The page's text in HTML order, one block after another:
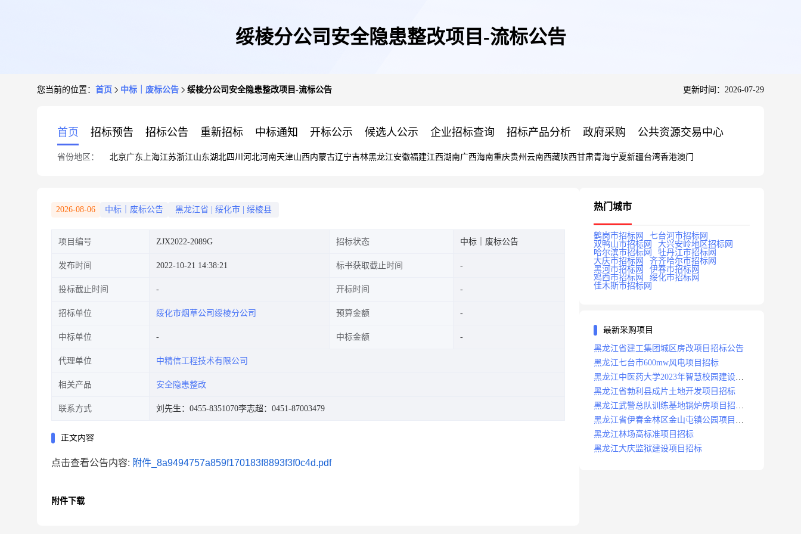
绥棱分公司安全隐患整改项目-流标公告
您当前的位置： 首页 中标｜废标公告 绥棱分公司安全隐患整改项目-流标公告 更新时间：2026-07-29
首页 招标预告 招标公告 重新招标 中标通知 开标公示 候选人公示 企业招标查询 招标产品分析 政府采购 公共资源交易中心
省份地区： 北京广东 上海江苏浙江山东湖北四川 河北河南天津山西内蒙古辽宁吉林黑龙江安徽福建江西湖南广西海南重庆贵州 云南西藏陕西甘肃青海宁夏新疆台湾香港澳门
2026-08-06 中标｜废标公告 黑龙江省 绥化市 绥棱县
项目编号 ZJX2022-2089G 招标状态 中标｜废标公告
发布时间 2022-10-21 14:38:21 标书获取截止时间
投标截止时间 开标时间
招标单位 绥化市烟草公司绥棱分公司 预算金额
中标单位 中标金额
代理单位 中精信工程技术有限公司
相关产品 安全隐患整改
联系方式 刘先生：0455-8351070李志超：0451-87003479
正文内容
点击查看公告内容: 附件_8a9494757a859f170183f8893f3f0c4d.pdf
附件下载
热门城市
鹤岗市招标网
七台河市招标网
双鸭山市招标网
大兴安岭地区招标网
哈尔滨市招标网
牡丹江市招标网
大庆市招标网
齐齐哈尔市招标网
黑河市招标网
伊春市招标网
鸡西市招标网
绥化市招标网
佳木斯市招标网
最新采购项目
黑龙江省建工集团城区房改项目招标公告
黑龙江七台市600mw风电项目招标
黑龙江中医药大学2023年智慧校园建设项
目招标公告
黑龙江省勃利县成片土地开发项目招标
黑龙江武警总队训练基地锅炉房项目招标
公示
黑龙江省伊春金林区金山屯镇公园项目招
标公告
黑龙江林场高标准项目招标
黑龙江大庆监狱建设项目招标